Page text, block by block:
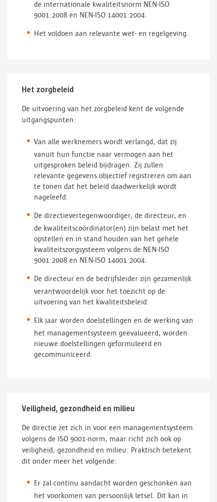
de internationale kwaliteitsnorm NEN-ISO
9001:2008 en NEN-ISO 14001:2004.
Het voldoen aan relevante wet- en regelgeving.
Het zorgbeleid
De uitvoering van het zorgbeleid kent de volgende
uitgangspunten:
Van alle werknemers wordt verlangd, dat zij
vanuit hun functie naar vermogen aan het
uitgesproken beleid bijdragen. Zij zullen
relevante gegevens objectief registreren om aan
te tonen dat het beleid daadwerkelijk wordt
nageleefd.
De directievertegenwoordiger, de directeur, en
de kwaliteitscoördinator(en) zijn belast met het
opstellen en in stand houden van het gehele
kwaliteitszorgsysteem volgens de NEN-ISO
9001:2008 en NEN-ISO 14001:2004.
De directeur en de bedrijfsleider zijn gezamenlijk
verantwoordelijk voor het toezicht op de
uitvoering van het kwaliteitsbeleid.
Elk jaar worden doelstellingen en de werking van
het managementsysteem geëvalueerd, worden
nieuwe doelstellingen geformuleerd en
gecommuniceerd.
Veiligheid, gezondheid en milieu
De directie zet zich in voor een managementsysteem
volgens de ISO 9001-norm, maar richt zich ook op
veiligheid, gezondheid en milieu. Praktisch betekent
dit onder meer het volgende:
Er zal continu aandacht worden geschonken aan
het voorkomen van persoonlijk letsel. Dit kan in